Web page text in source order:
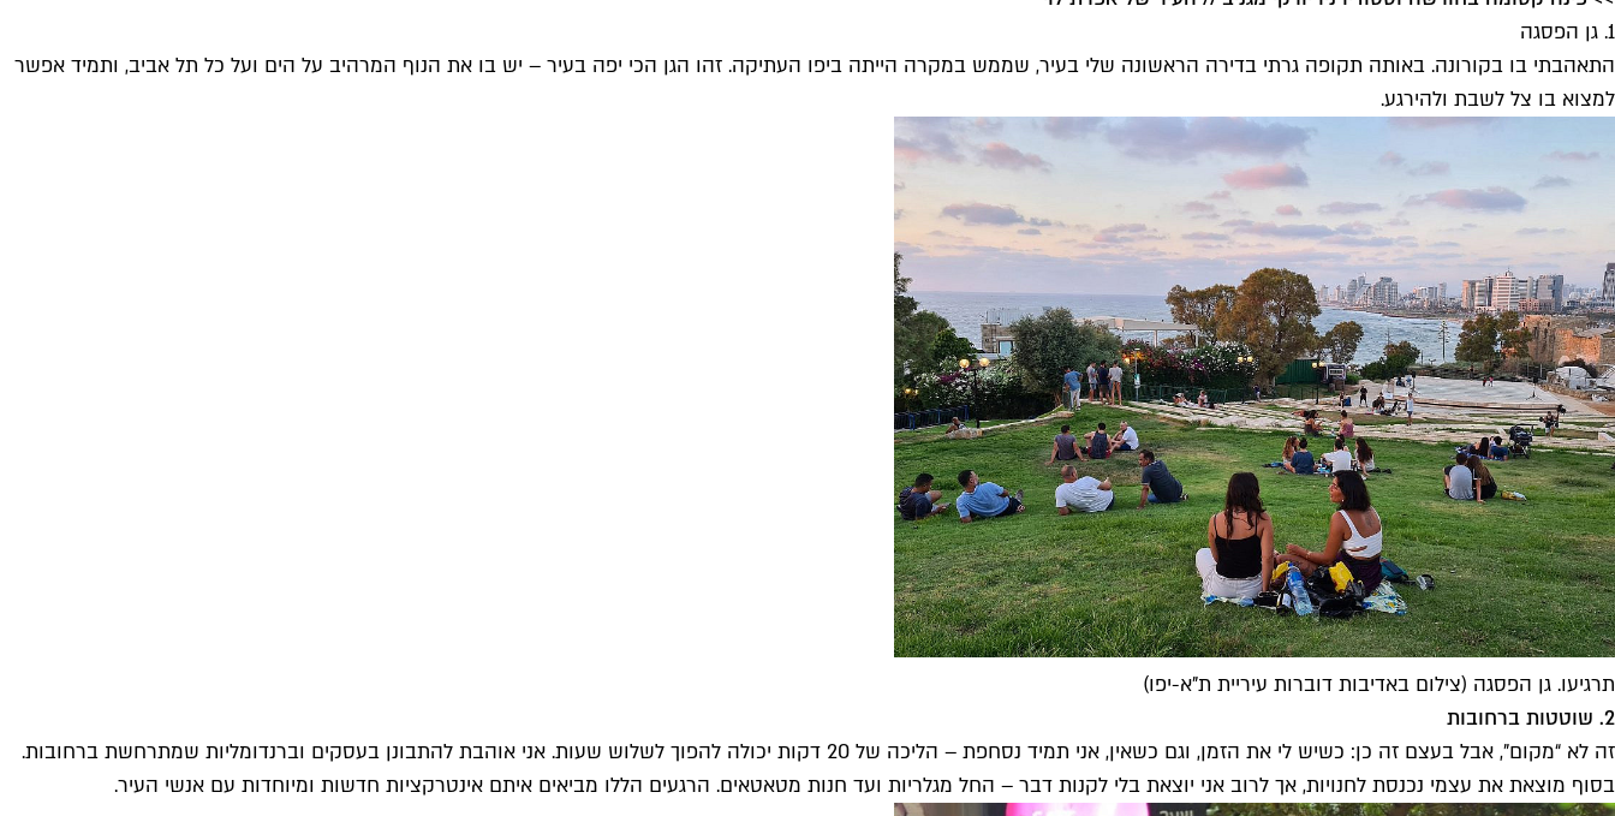
1. גן הפסגה
התאהבתי בו בקורונה. באותה תקופה גרתי בדירה הראשונה שלי בעיר, שממש במקרה הייתה ביפו העתיקה. זהו הגן הכי יפה בעיר – יש בו את הנוף המרהיב על הים ועל כל תל אביב, ותמיד אפשר
למצוא בו צל לשבת ולהירגע.
תרגיעו. גן הפסגה (צילום באדיבות דוברות עיריית ת"א-יפו)
2. שוטטות ברחובות
זה לא “מקום”, אבל בעצם זה כן: כשיש לי את הזמן, וגם כשאין, אני תמיד נסחפת – הליכה של 20 דקות יכולה להפוך לשלוש שעות. אני אוהבת להתבונן בעסקים וברנדומליות שמתרחשת ברחובות.
בסוף מוצאת את עצמי נכנסת לחנויות, אך לרוב אני יוצאת בלי לקנות דבר – החל מגלריות ועד חנות מטאטאים. הרגעים הללו מביאים איתם אינטרקציות חדשות ומיוחדות עם אנשי העיר.